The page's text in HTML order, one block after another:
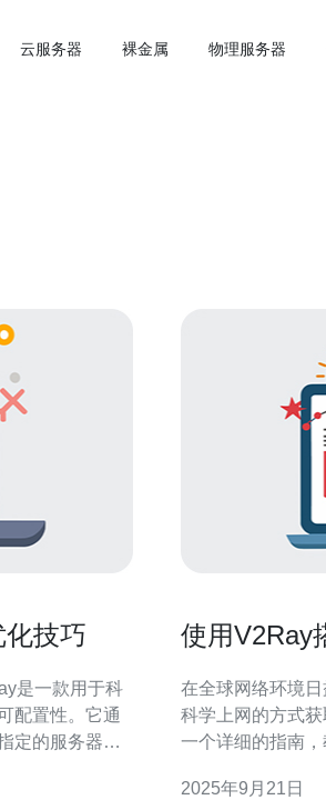
云服务器 裸金属 物理服务器
技巧
是一款用于科
配置性。它通
定的服务器，
流量的加密，
使用V2Ray
在全球网络环境
科学上网的方式
一个详细的指南
做一些准备工作。确保
2025年9月21日